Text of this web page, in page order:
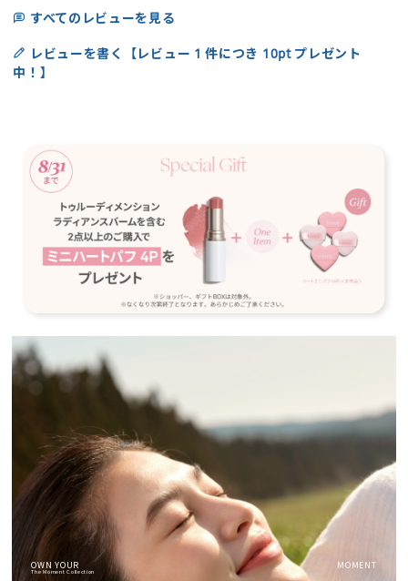
すべてのレビューを見る
レビューを書く【レビュー 1 件につき 10pt プレゼント
中！】
OWN YOUR
The Moment Collection
MOMENT